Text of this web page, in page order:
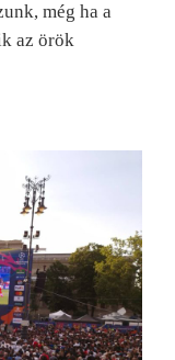
még ha a
az örök